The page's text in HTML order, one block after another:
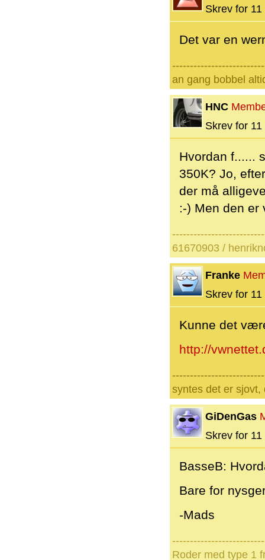
Skrev for
Det var en
an gang bobbel
HNC
Skrev for
Hvordan f......
350K? Jo,
der må
:-) Men den er
61670903 /
Franke
Skrev for
Kunne det
http://
syntes det er
GiDenGas
Skrev for
BasseB:
Bare for
-Mads
Roder med type 1